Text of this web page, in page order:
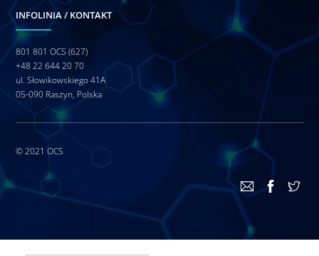
INFOLINIA / KONTAKT
801 801 OCS (627)
+48 22 644 20 70
ul. Słowikowskiego 41A
05-090 Raszyn, Polska
© 2021OCS
Back